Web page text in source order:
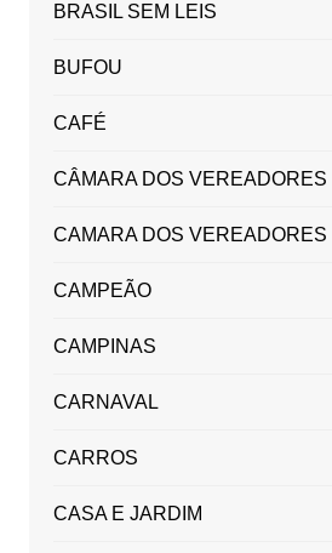
BRASIL SEM LEIS
BUFOU
CAFÉ
CÂMARA DOS VEREADORES
CAMARA DOS VEREADORES
CAMPEÃO
CAMPINAS
CARNAVAL
CARROS
CASA E JARDIM